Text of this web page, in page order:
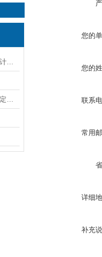
您的
您的
联系
常用
详细
补充